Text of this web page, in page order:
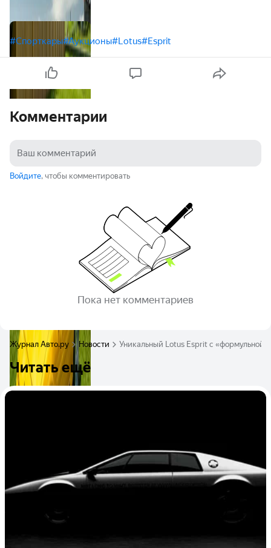
#Спорткары#Аукционы#Lotus#Esprit
Комментарии
Войдите, чтобы комментировать
Пока нет комментариев
Журнал Авто.ру Новости Уникальный Lotus Esprit с «формульной»
Читать ещё